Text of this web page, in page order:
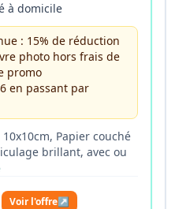
à domicile
: 15% de réduction
photo hors frais de
promo
en passant par
Papier couché
brillant, avec ou
Voir l'offre↗